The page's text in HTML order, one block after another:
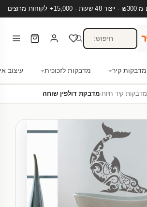
מדבקות קיר מדבקות לזכוכית עיצוב
מדבקות קיר חיות›מדבקת דולפין שוחה